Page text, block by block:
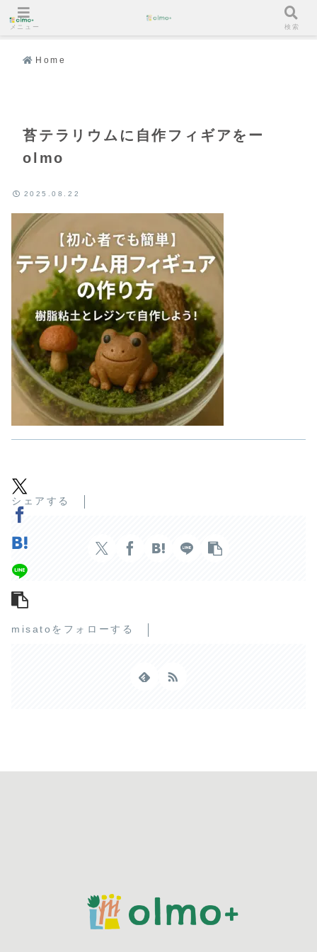
Home
苔テラリウムに自作フィギアをー
olmo
2025.08.22
シェアする
misatoをフォローする
メニュー 検索